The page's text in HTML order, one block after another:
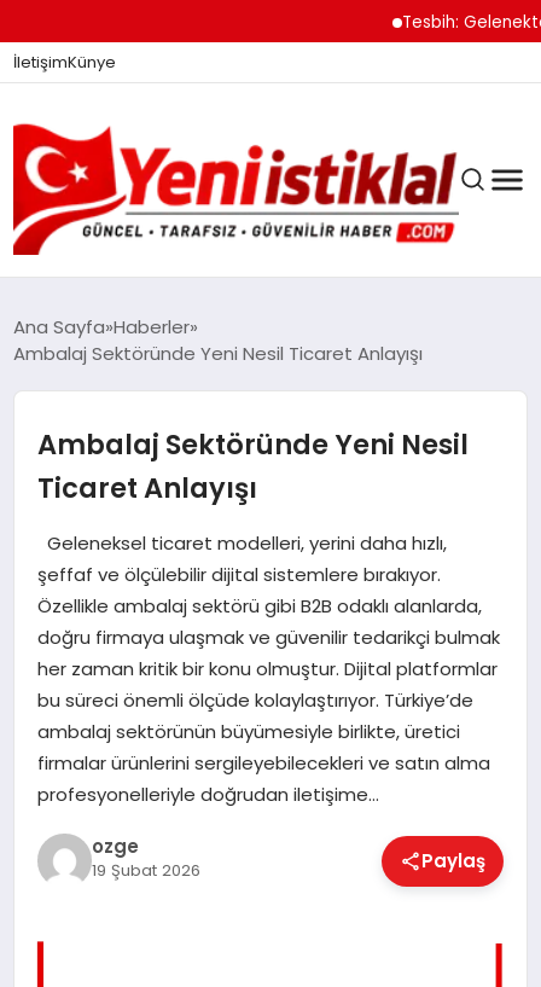
Tesbih: Gelenekten
İletişimKünye
GÜNDEM
DÜNYA
EĞITIM
EKONOMI
MAGAZIN
SAĞLIK
Ana Sayfa Haberler
Ambalaj Sektöründe Yeni Nesil Ticaret Anlayışı
Ambalaj Sektöründe Yeni Nesil
Ticaret Anlayışı
Geleneksel ticaret modelleri, yerini daha hızlı,
şeffaf ve ölçülebilir dijital sistemlere bırakıyor.
Özellikle ambalaj sektörü gibi B2B odaklı alanlarda,
doğru firmaya ulaşmak ve güvenilir tedarikçi bulmak
her zaman kritik bir konu olmuştur. Dijital platformlar
bu süreci önemli ölçüde kolaylaştırıyor. Türkiye’de
ambalaj sektörünün büyümesiyle birlikte, üretici
firmalar ürünlerini sergileyebilecekleri ve satın alma
profesyonelleriyle doğrudan iletişime…
ozge
19 Şubat 2026 Paylaş